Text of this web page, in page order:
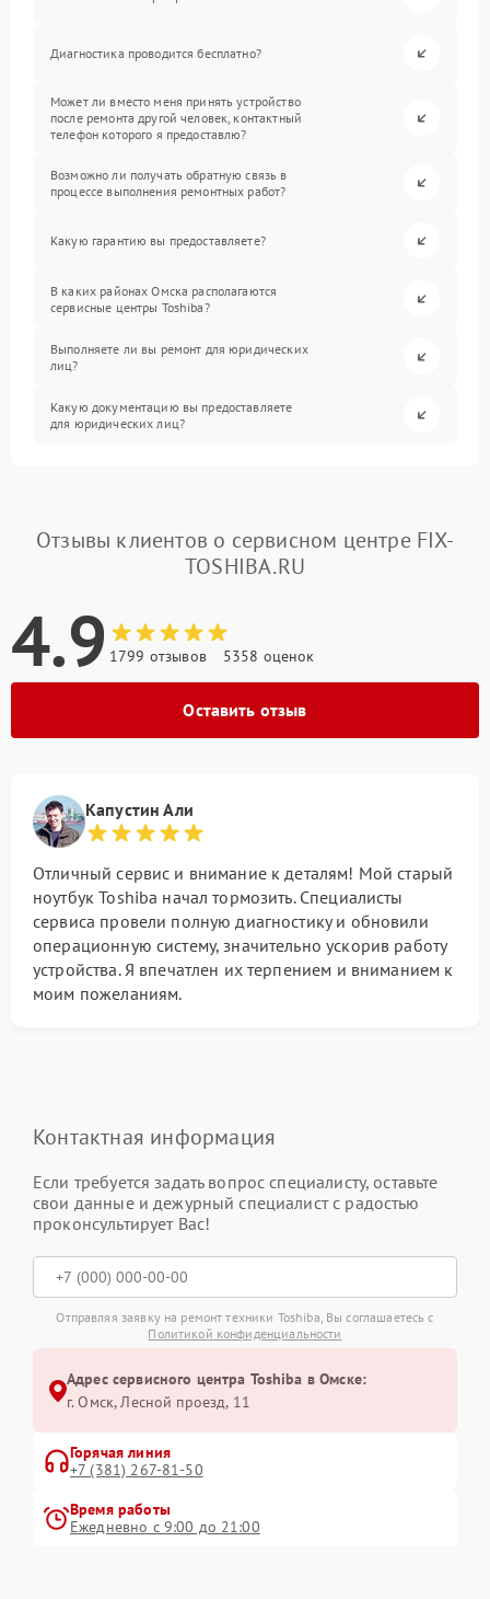
Диагностика проводится бесплатно?
Может ли вместо меня принять устройство
после ремонта другой человек, контактный
телефон которого я предоставлю?
Возможно ли получать обратную связь в
процессе выполнения ремонтных работ?
Какую гарантию вы предоставляете?
В каких районах Омска располагаются
сервисные центры Toshiba?
Выполняете ли вы ремонт для юридических
лиц?
Какую документацию вы предоставляете
для юридических лиц?
Отзывы клиентов о сервисном центре FIX-
TOSHIBA.RU
4.9 1799 отзывов 5358 оценок
Оставить отзыв
Капустин Али
Отличный сервис и внимание к деталям! Мой старый
ноутбук Toshiba начал тормозить. Специалисты
сервиса провели полную диагностику и обновили
операционную систему, значительно ускорив работу
устройства. Я впечатлен их терпением и вниманием к
моим пожеланиям.
Контактная информация
Если требуется задать вопрос специалисту, оставьте
свои данные и дежурный специалист с радостью
проконсультирует Вас!
Отправляя заявку на ремонт техники Toshiba, Вы соглашаетесь с
Политикой конфиденциальности
Адрес сервисного центра Toshiba в Омске:
г. Омск, ​Лесной проезд, 11
Горячая линия
+7 (381) 267-81-50
Время работы
Ежедневно с 9:00 до 21:00